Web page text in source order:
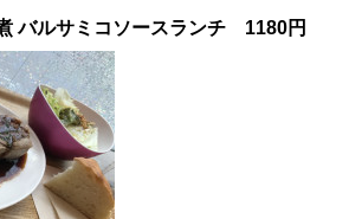
バルサミコソースランチ 1180円